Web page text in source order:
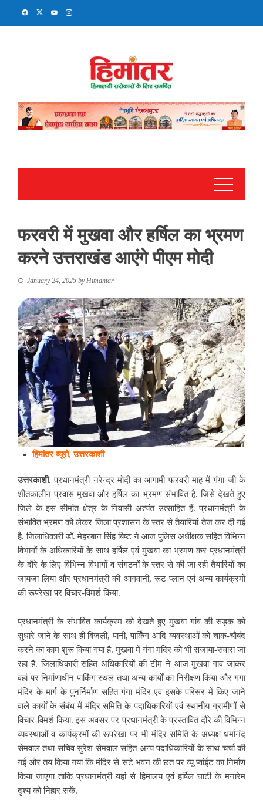
फरवरी में मुखवा और हर्षिल का भ्रमण
करने उत्तराखंड आएंगे पीएम मोदी
January 24, 2025 byHimantar
हिमांतर ब्यूरो, उत्तरकाशी
उत्तरकाशी. प्रधानमंत्री नरेन्द्र मोदी का आगामी फरवरी माह में गंगा जी के
शीतकालीन प्रवास मुखवा और हर्षिल का भ्रमण संभावित है. जिसे देखते हुए
जिले के इस सीमांत क्षेत्र के निवासी अत्यंत उत्साहित हैं. प्रधानमंत्री के
संभावित भ्रमण को लेकर जिला प्रशासन के स्तर से तैयारियां तेज कर दी गई
है. जिलाधिकारी डॉ. मेहरबान सिंह बिष्ट ने आज पुलिस अधीक्षक सहित विभिन्न
विभागों के अधिकारियों के साथ हर्षिल एवं मुखवा का भ्रमण कर प्रधानमंत्री
के दौरे के लिए विभिन्न विभागों व संगठनों के स्तर से की जा रही तैयारियों का
जायजा लिया और प्रधानमंत्री की आगवानी, रूट प्लान एवं अन्य कार्यक्रमों
की रूपरेखा पर विचार-विमर्श किया.
प्रधानमंत्री के संभावित कार्यक्रम को देखते हुए मुखवा गांव की सड़क को
सुधारे जाने के साथ ही बिजली, पानी, पार्किंग आदि व्यवस्थाओं को चाक-चौबंद
करने का काम शुरू किया गया है. मुखवा में गंगा मंदिर को भी सजाया-संवारा जा
रहा है. जिलाधिकारी सहित अधिकारियों की टीम ने आज मुखवा गांव जाकर
वहां पर निर्माणाधीन पार्किंग स्थल तथा अन्य कार्यों का निरीक्षण किया और गंगा
मंदिर के मार्ग के पुनर्निर्माण सहित गंगा मंदिर एवं इसके परिसर में किए जाने
वाले कार्यों के संबंध में मंदिर समिति के पदाधिकारियों एवं स्थानीय ग्रामीणों से
विचार-विमर्श किया. इस अवसर पर प्रधानमंत्री के प्रस्तावित दौरे की विभिन्न
व्यवस्थाओं व कार्यक्रमों की रूपरेखा पर भी मंदिर समिति के अध्यक्ष धर्मानंद
सेमवाल तथा सचिव सुरेश सेमवाल सहित अन्य पदाधिकारियों के साथ चर्चा की
गई और तय किया गया कि मंदिर से सटे भवन की छत पर व्यू प्वांईंट का निर्माण
किया जाएगा ताकि प्रधानमंत्री यहां से हिमालय एवं हर्षिल घाटी के मनारेम
दृश्य को निहार सकें.